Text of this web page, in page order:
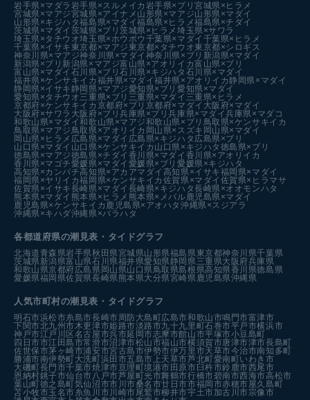
岩手県×マダラ 岩手県×スルメイカ 岩手県×ブリ宮城県×ヒラメ
宮城県×マアジ宮城県×アイナメ 山形県×マアジ山形県×マダイ
山形県×キジハタ福島県×マダイ福島県×ヒラメ福島県×チダイ
茨城県×マダイ 茨城県×ブリ茨城県×ヒラメ埼玉県×サワラ
埼玉県×タチウオ埼玉県×ホウボウ 千葉県×マダイ 千葉県×ヒラメ
千葉県×イサキ 東京都×マアジ 東京都×タチウオ東京都×シロギス
神奈川県×マアジ神奈川県×マダイ 神奈川県×ブリ 新潟県×マダイ
新潟県×ブリ 新潟県×マアジ富山県×アオリイカ富山県×ブリ
富山県×マダイ 石川県×ブリ石川県×キジハタ 石川県×マダイ
福井県×ケンサキイカ 福井県×マダイ福井県×アオリイカ 静岡県×マダイ
静岡県×イサキ 静岡県×マアジ愛知県×ブリ愛知県×マダイ
愛知県×タチウオ三重県×ブリ 三重県×マダイ 三重県×ヒラメ
京都府×ケンサキイカ 京都府×ブリ 京都府×マダイ 大阪府×マダイ
大阪府×サワラ 大阪府×ブリ兵庫県×ブリ兵庫県×マダイ兵庫県×マダコ
和歌山県×マダイ和歌山県×マアジ和歌山県×ブリ 鳥取県×ケンサキイカ
鳥取県×マアジ鳥取県×アオリイカ 岡山県×スズキ 岡山県×マダイ
岡山県×ヒラメ 広島県×マダイ 広島県×キジハタ 広島県×ブリ
山口県×マダイ 山口県×ケンサキイカ 山口県×キジハタ 徳島県×ブリ
徳島県×マアジ徳島県×チダイ 香川県×マダイ 香川県×アオリイカ
香川県×マゴチ愛媛県×マダイ 愛媛県×ブリ愛媛県×キジハタ
高知県×カンパチ高知県×アカアマダイ 高知県×イサキ福岡県×マダイ
福岡県×ヤリイカ福岡県×ケンサキイカ 佐賀県×マダイ 佐賀県×ヒラマサ
佐賀県×イサキ長崎県×マダイ 長崎県×キジハタ長崎県×オオモンハタ
熊本県×マダイ 熊本県×ヒラメ 熊本県×メバル鹿児島県×マダイ
鹿児島県×ケンサキイカ 鹿児島県×アオハタ沖縄県×スジアラ
沖縄県×キハダ沖縄県×バラハタ
各都道府県の潮見表 ・タイドグラフ
北海道青森県岩手県秋田県宮城県山形県福島県東京都神奈川県千葉県
茨城県新潟県富山県石川県福井県愛知県静岡県三重県大阪府兵庫県
和歌山県京都府広島県 岡山県山口県鳥取県島根県高知県香川県徳島県
愛媛県福岡県佐賀県長崎県熊本県大分県宮崎県鹿児島県沖縄県
人気市町村の潮見表・タイドグラフ
明石市浜松市糸島市長崎市周防大島町広島市和歌山市鳴門市富津市
下関市北九州市木更津市姫路市淡路市九十九里町石巻市平戸市横浜市
神戸市江戸川区 名古屋市呉市延岡市志摩市館山市平塚市小豆島町
四日市市江田島市常滑市沼津市松山市福山市横須賀市唐津市津市長島町
佐世保市茅ヶ崎市浦安市宮古島市伊勢市伊万里市天草市今治市南知多町
勝浦市南伊勢町大洗町浜田市五島市 上天草市芦北町愛南町いわき市
大磯町長門市千葉市焼津市亘理町境港市 田原市 臼杵市鈴鹿市西尾市
恩納村銚子市仙台市八戸市芦屋町光市舞鶴市行橋市碧南市西海市高松市
葉山町徳之島町気仙沼市市川市桑名市廿日市市福岡市赤穂市屋久島町
苫小牧市玉名市糸魚川市川崎市尾鷲市柳井市宇土市加古川市宗像市